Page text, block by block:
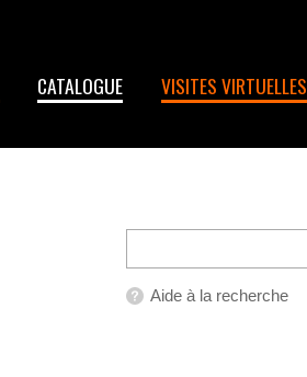
CATALOGUE VISITES VIRTUELLES
Aide à la recherche